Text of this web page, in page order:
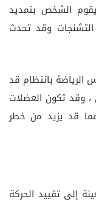
الشخص بتمديد
وقد تحدث
الرياضة بانتظام قد
وقد تكون العضلات
قد يزيد من خطر
إلى تقييد الحركة